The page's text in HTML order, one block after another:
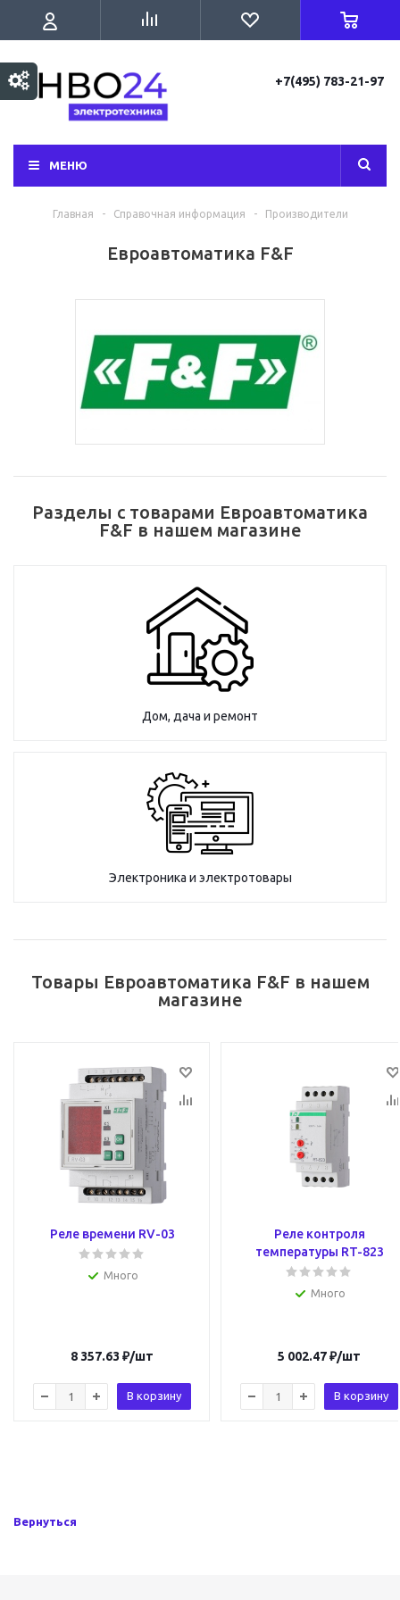
+7(495) 783-21-97
МЕНЮ
Главная - Справочная информация - Производители
Евроавтоматика F&F
Разделы с товарами Евроавтоматика
F&F в нашем магазине
Дом, дача и ремонт
Электроника и электротовары
Товары Евроавтоматика F&F в нашем
магазине
Реле времени RV-03
Много
8 357.63 ₽/шт
В корзину
Реле контроля
температуры RT-823
Много
5 002.47₽/шт
В корзину
Вернуться